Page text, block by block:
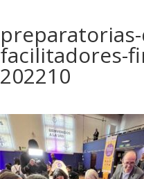
facilitadores-
202210